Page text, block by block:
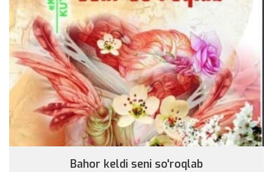
Bahor keldi seni so'roqlab